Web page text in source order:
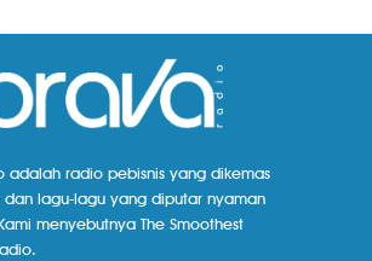
adalah radio pebisnis yang dikemas
dan lagu-lagu yang diputar nyaman
menyebutnya The Smoothest